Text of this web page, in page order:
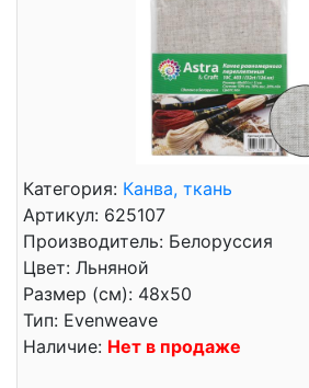
Категория: Канва, ткань
Артикул: 625107
Производитель: Белоруссия
Цвет: Льняной
Размер (см): 48x50
Тип: Evenweave
Наличие: Нет в продаже